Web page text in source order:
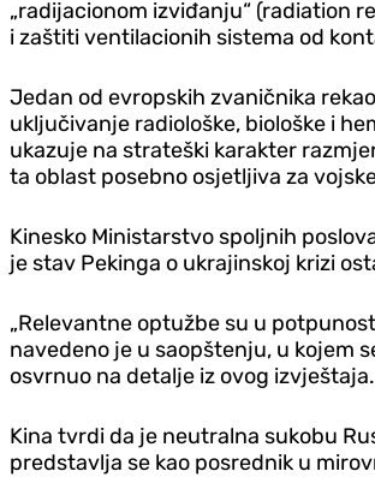
„radijacionom izviđanju“ (radiation
i zaštiti ventilacionih sistema od
Jedan od evropskih zvaničnika
uključivanje radiološke, biološke i
ukazuje na strateški karakter
ta oblast posebno osjetljiva za
Kinesko Ministarstvo spoljnih
je stav Pekinga o ukrajinskoj krizi
„Relevantne optužbe su u
navedeno je u saopštenju, u kojem
osvrnuo na detalje iz ovog izvještaja.
Kina tvrdi da je neutralna sukobu
predstavlja se kao posrednik u